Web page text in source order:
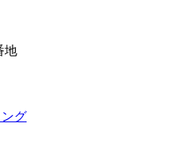
地
グ